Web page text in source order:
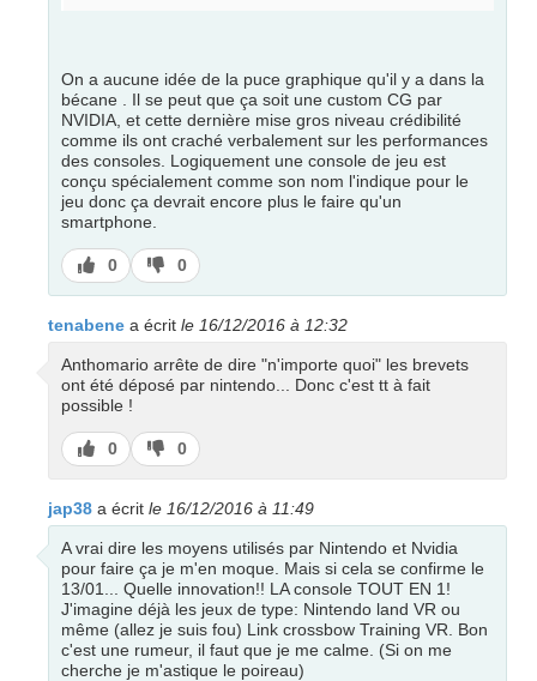
On a aucune idée de la puce graphique qu'il y a dans la
bécane . Il se peut que ça soit une custom CG par
NVIDIA, et cette dernière mise gros niveau crédibilité
comme ils ont craché verbalement sur les performances
des consoles. Logiquement une console de jeu est
conçu spécialement comme son nom l'indique pour le
jeu donc ça devrait encore plus le faire qu'un
smartphone.
J’aime
0
J’aime
pas
0
tenabene a écrit le 16/12/2016 à 12:32
Anthomario arrête de dire "n'importe quoi" les brevets
ont été déposé par nintendo... Donc c'est tt à fait
possible !
J’aime
0
J’aime
pas
0
jap38 a écrit le 16/12/2016 à 11:49
A vrai dire les moyens utilisés par Nintendo et Nvidia
pour faire ça je m'en moque. Mais si cela se confirme le
13/01... Quelle innovation!! LA console TOUT EN 1!
J'imagine déjà les jeux de type: Nintendo land VR ou
même (allez je suis fou) Link crossbow Training VR. Bon
c'est une rumeur, il faut que je me calme. (Si on me
cherche je m'astique le poireau)